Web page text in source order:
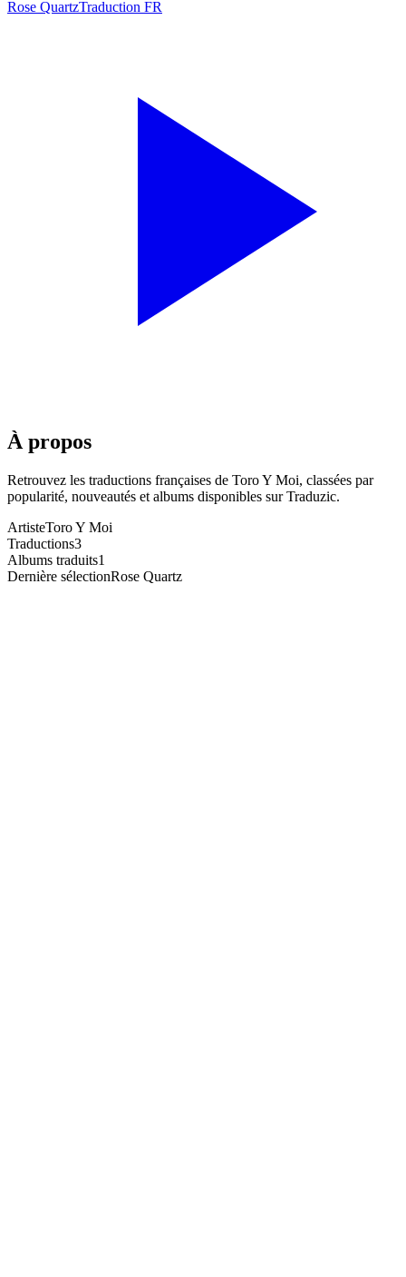
Rose QuartzTraduction FR
À propos
Retrouvez les traductions françaises de Toro Y Moi, classées par
popularité, nouveautés et albums disponibles sur Traduzic.
ArtisteToro Y Moi
Traductions3
Albums traduits1
Dernière sélectionRose Quartz